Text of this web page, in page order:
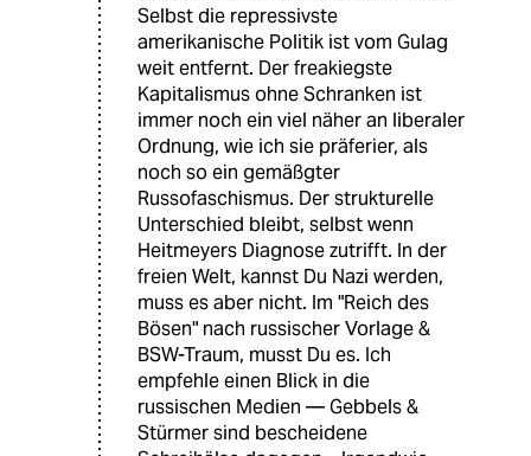
Selbst die repressivste
amerikanische Politik ist vom Gulag
weit entfernt. Der freakiegste
Kapitalismus ohne Schranken ist
immer noch ein viel näher an liberaler
Ordnung, wie ich sie präferier, als
noch so ein gemäßgter
Russofaschismus. Der strukturelle
Unterschied bleibt, selbst wenn
Heitmeyers Diagnose zutrifft. In der
freien Welt, kannst Du Nazi werden,
muss es aber nicht. Im "Reich des
Bösen" nach russischer Vorlage &
BSW-Traum, musst Du es. Ich
empfehle einen Blick in die
russischen Medien — Gebbels &
Stürmer sind bescheidene